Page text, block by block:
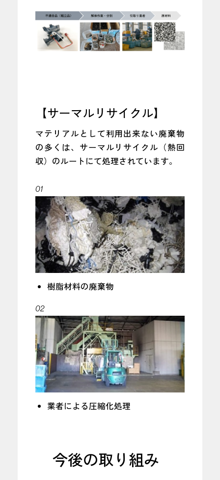
【サーマルリサイクル】
マテリアルとして利用出来ない廃棄物
の多くは、サーマルリサイクル（熱回
収）のルートにて処理されています。
01
樹脂材料の廃棄物
02
業者による圧縮化処理
今後の取り組み